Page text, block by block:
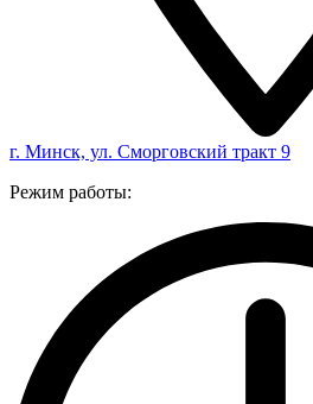
г. Минск, ул. Сморговский тракт 9
Режим работы: